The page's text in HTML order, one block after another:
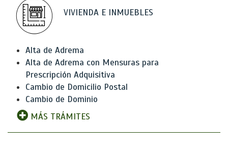
VIVIENDA E INMUEBLES
Alta de Adrema
Alta de Adrema con Mensuras para
Prescripción Adquisitiva
Cambio de Domicilio Postal
Cambio de Dominio
MÁS TRÁMITES